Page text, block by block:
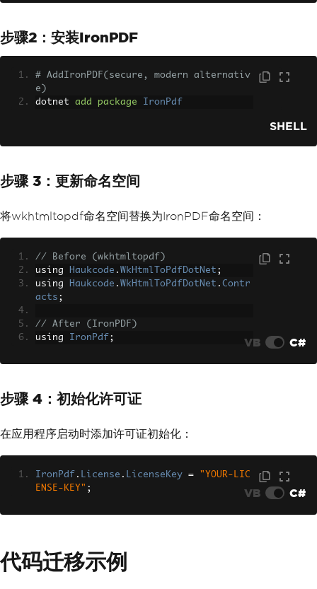
步骤2：安装IronPDF
# AddIronPDF(secure, modern alternativ
e)
dotnet add package IronPdf
SHELL
步骤 3：更新命名空间
将wkhtmltopdf命名空间替换为IronPDF命名空间：
// Before (wkhtmltopdf)
using
Haukcode . WkHtmlToPdfDotNet ;
using
Haukcode . WkHtmlToPdfDotNet . Contr
acts ;
// After (IronPDF)
using IronPdf ; VB C#
步骤 4：初始化许可证
在应用程序启动时添加许可证初始化：
IronPdf . License . LicenseKey =
"YOUR-LIC
ENSE-KEY" ; VB C#
代码迁移示例